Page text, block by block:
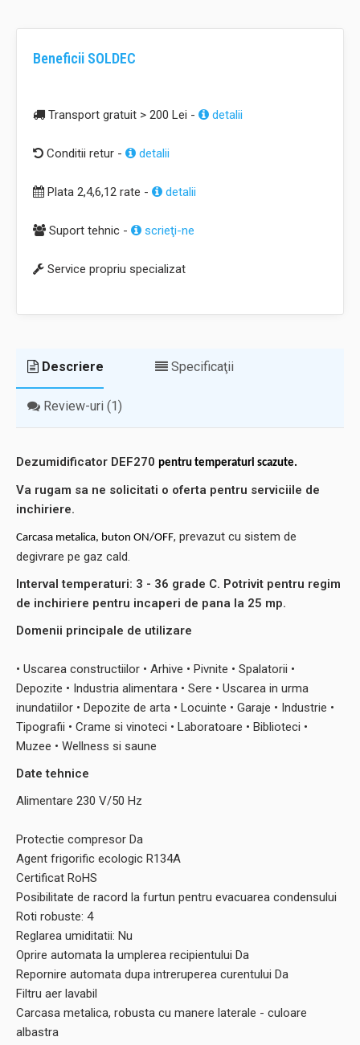
Beneficii SOLDEC
Transport gratuit > 200 Lei - detalii
Conditii retur - detalii
Plata 2,4,6,12 rate - detalii
Suport tehnic - scrieţi-ne
Service propriu specializat
Descriere Specificaţii
Review-uri (1)
Dezumidificator DEF270 pentru temperaturi scazute.
Va rugam sa ne solicitati o oferta pentru serviciile de
inchiriere.
Carcasa metalica, buton ON/OFF, prevazut cu sistem de
degivrare pe gaz cald.
Interval temperaturi: 3 - 36 grade C. Potrivit pentru regim
de inchiriere pentru incaperi de pana la 25 mp.
Domenii principale de utilizare
• Uscarea constructiilor • Arhive • Pivnite • Spalatorii •
Depozite • Industria alimentara • Sere • Uscarea in urma
inundatiilor • Depozite de arta • Locuinte • Garaje • Industrie •
Tipografii • Crame si vinoteci • Laboratoare • Biblioteci •
Muzee • Wellness si saune
Date tehnice
Alimentare 230 V/50 Hz
Protectie compresor Da
Agent frigorific ecologic R134A
Certificat RoHS
Posibilitate de racord la furtun pentru evacuarea condensului
Roti robuste: 4
Reglarea umiditatii: Nu
Oprire automata la umplerea recipientului Da
Repornire automata dupa intreruperea curentului Da
Filtru aer lavabil
Carcasa metalica, robusta cu manere laterale - culoare
albastra